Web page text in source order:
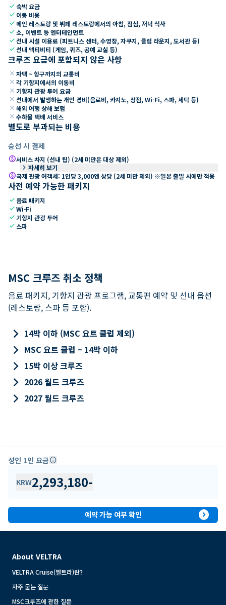
check숙박 요금
check 이동 비용
check 메인 레스토랑 및 뷔페 레스토랑에서의 아침, 점심, 저녁 식사
check쇼, 이벤트 등 엔터테인먼트
check선내 시설 이용료 (피트니스 센터, 수영장, 자쿠지, 클럽 라운지, 도서관 등)
check선내 액티비티 (게임, 퀴즈, 공예 교실 등)
크루즈 요금에 포함되지 않은 사항
close 자택 ~ 항구까지의 교통비
close 각 기항지에서의 이동비
close 기항지 관광 투어 요금
close 선내에서 발생하는 개인 경비(음료비, 카지노, 상점, Wi-Fi, 스파, 세탁 등)
close 해외 여행 상해 보험
close 수하물 택배 서비스
별도로 부과되는 비용
승선 시 결제
paid서비스 차지 (선내 팁) (2세 미만은 대상 제외)
keyboard_arrow_right 자세히 보기
paid국제 관광 여객세: 1인당 3,000엔 상당 (2세 미만 제외) ※일본 출발 시에만 적용
사전 예약 가능한 패키지
check 음료 패키지
checkWi-Fi
check 기항지 관광 투어
check 스파
MSC 크루즈 취소 정책
음료 패키지, 기항지 관광 프로그램, 교통편 예약 및 선내 옵션
(레스토랑, 스파 등 포함).
keyboard_arrow_right 14박 이하 (MSC 요트 클럽 제외)
keyboard_arrow_right MSC 요트 클럽 – 14박 이하
keyboard_arrow_right 15박 이상 크루즈
keyboard_arrow_right 2026 월드 크루즈
keyboard_arrow_right 2027 월드 크루즈
성인 1인 요금info
KRW2,293,180-
예약 가능 여부 확인 expand_circle_right
About VELTRA
VELTRA Cruise(벨트라)란?
자주 묻는 질문
MSC크루즈에 관한 질문